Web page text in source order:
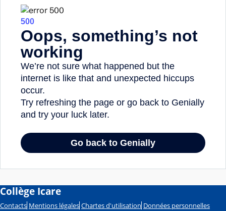
Collège Icare
Contacts Mentions légales Chartes d'utilisation Données personnelles